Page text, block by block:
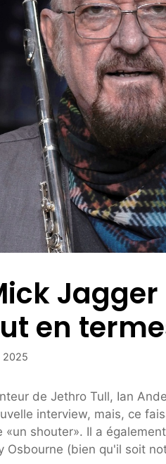
en
2025
de Jethro Tull, Ian
interview, mais, ce
«un shouter». Il a
Osbourne (bien qu'il soit